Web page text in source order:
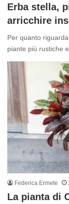
Erba stella,
arricchire
Per quanto
piante più rustiche
Federica Ermete
La pianta di